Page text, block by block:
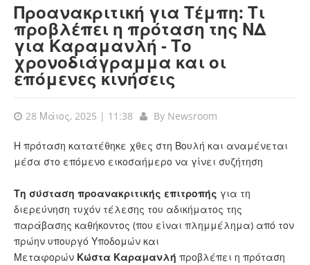
Προανακριτική για Τέμπη: Τι
προβλέπει η πρόταση της ΝΔ
για Καραμανλή - Το
χρονοδιάγραμμα και οι
επόμενες κινήσεις
28 Μάιος, 2025 | 11:38 By Newsroom
Η πρόταση κατατέθηκε χθες στη Βουλή και αναμένεται
μέσα στο επόμενο εικοσαήμερο να γίνει συζήτηση
Τη σύσταση προανακριτικής επιτροπής για τη
διερεύνηση τυχόν τέλεσης του αδικήματος της
παράβασης καθήκοντος (που είναι πλημμέλημα) από τον
πρώην υπουργό Υποδομών και
Μεταφορών Κώστα Καραμανλή προβλέπει η πρόταση